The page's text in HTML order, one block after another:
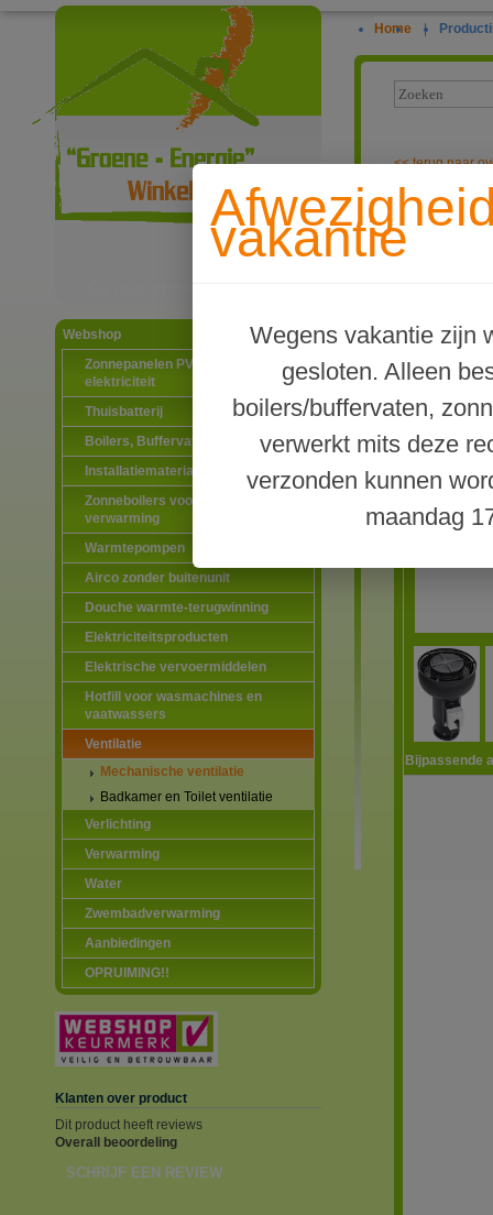
Webshop
Zonnepanelen PV-systemen
elektriciteit
Thuisbatterij
Boilers, Buffervaten en toebehoren
Installatiematerialen
Zonneboilers voor warmtapwater en
verwarming
Warmtepompen
Airco zonder buitenunit
Douche warmte-terugwinning
Elektriciteitsproducten
Elektrische vervoermiddelen
Hotfill voor wasmachines en
vaatwassers
Ventilatie
Mechanische ventilatie
Badkamer en Toilet ventilatie
Verlichting
Verwarming
Water
Zwembadverwarming
Aanbiedingen
OPRUIMING!!
Klanten over product
Dit product heeft reviews
Overall beoordeling
SCHRIJF EEN REVIEW
Home |
vakantie
Wegens vakantie zijn
gesloten. Alleen
boilers/buffervaten,
verwerkt mits deze
verzonden kunnen
maandag
<<terug naar
ITHO
Bijpassende